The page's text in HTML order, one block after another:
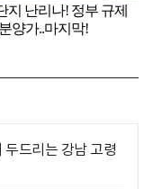
드리는 강남 고령